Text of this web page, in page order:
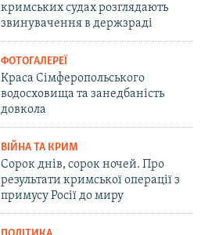
кримських судах розглядають
звинувачення в держзраді
ФОТОГАЛЕРЕЇ
Краса Сімферопольського
водосховища та занедбаність
довкола
ВІЙНА ТА КРИМ
Сорок днів, сорок ночей. Про
результати кримської операції з
примусу Росії до миру